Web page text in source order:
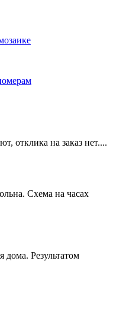
отклика на заказ нет....
Схема на часах
дома. Результатом